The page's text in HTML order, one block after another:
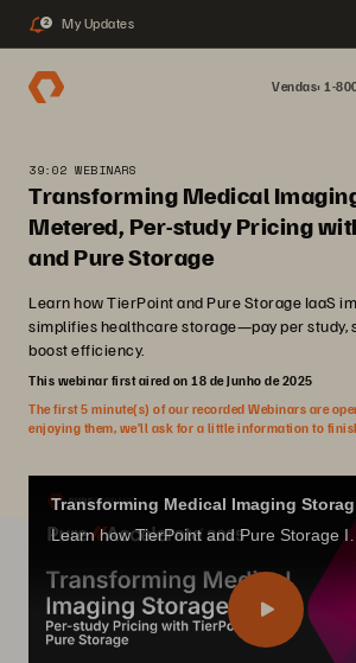
2 My Updates
Vendas: 1-
39:02 WEBINARS
Transforming Medical
Metered, Per-study Pricing
and Pure Storage
Learn how TierPoint and Pure Storage IaaS
simplifies healthcare storage—pay per study,
boost efficiency.
This webinar first aired on 18 de Junho de 2025
The first 5 minute(s) of our recorded Webinars are
enjoying them, we’ll ask for a little information to
Learn how TierPoint and Pure Storage IaaS imaging model simplifies healthcare storage—pay per study, stay compliant, and boost efficiency.